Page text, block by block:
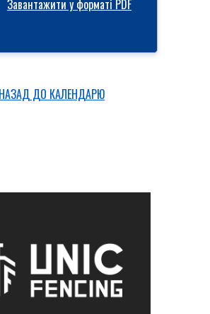
Завантажити у форматі PDF
НАЗАД ДО КАЛЕНДАРЮ